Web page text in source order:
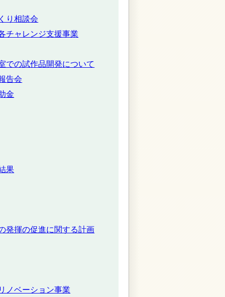
り相談会
チャレンジ支援事業
での試作品開発について
告会
金
果
発揮の促進に関する計画
ノベーション事業